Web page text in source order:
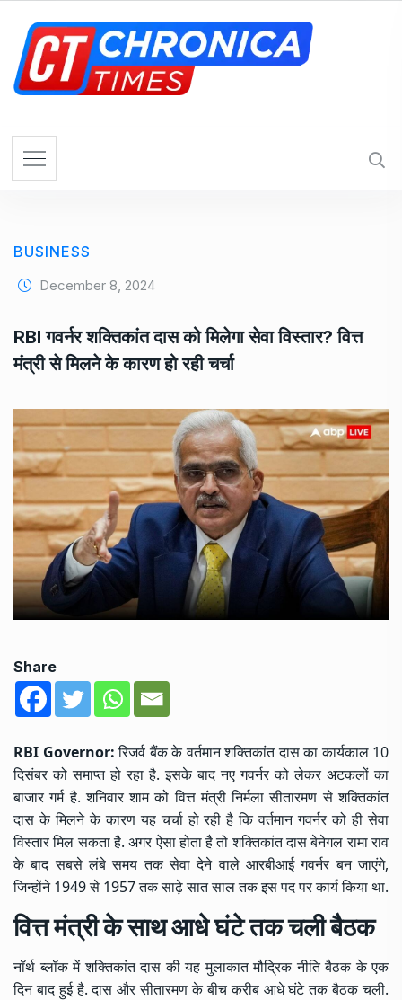
BUSINESS
December 8, 2024
RBI गवर्नर शक्तिकांत दास को मिलेगा सेवा विस्तार? वित्त
मंत्री से मिलने के कारण हो रही चर्चा
Share
RBI Governor:रिजर्व बैंक के वर्तमान शक्तिकांत दास का कार्यकाल 10
दिसंबर को समाप्त हो रहा है. इसके बाद नए गवर्नर को लेकर अटकलों का
बाजार गर्म है. शनिवार शाम को वित्त मंत्री निर्मला सीतारमण से शक्तिकांत
दास के मिलने के कारण यह चर्चा हो रही है कि वर्तमान गवर्नर को ही सेवा
विस्तार मिल सकता है. अगर ऐसा होता है तो शक्तिकांत दास बेनेगल रामा राव
के बाद सबसे लंबे समय तक सेवा देने वाले आरबीआई गवर्नर बन जाएंगे,
जिन्होंने 1949 से 1957 तक साढ़े सात साल तक इस पद पर कार्य किया था.
वित्त मंत्री के साथ आधे घंटे तक चली बैठक
नॉर्थ ब्लॉक में शक्तिकांत दास की यह मुलाकात मौद्रिक नीति बैठक के एक
दिन बाद हुई है. दास और सीतारमण के बीच करीब आधे घंटे तक बैठक चली.